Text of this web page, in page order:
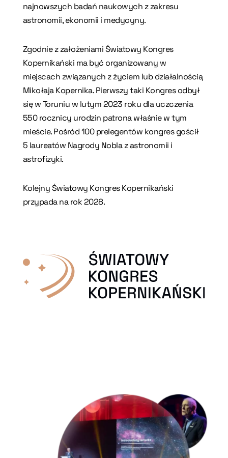
najnowszych badań naukowych z zakresu
astronomii, ekonomii i medycyny.
Zgodnie z założeniami Światowy Kongres
Kopernikański ma być organizowany w
miejscach związanych z życiem lub działalnością
Mikołaja Kopernika. Pierwszy taki Kongres odbył
się w Toruniu w lutym 2023 roku dla uczczenia
550 rocznicy urodzin patrona właśnie w tym
mieście. Pośród 100 prelegentów kongres gościł
5 laureatów Nagrody Nobla z astronomii i
astrofizyki.
Kolejny Światowy Kongres Kopernikański
przypada na rok 2028.